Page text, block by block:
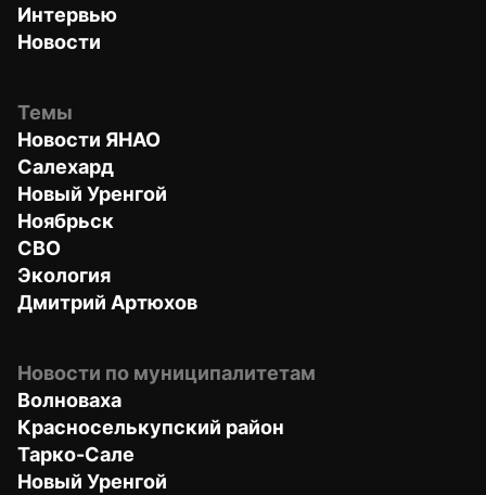
Интервью
Новости
Темы
Новости ЯНАО
Салехард
Новый Уренгой
Ноябрьск
СВО
Экология
Дмитрий Артюхов
Новости по муниципалитетам
Волноваха
Красноселькупский район
Тарко-Сале
Новый Уренгой